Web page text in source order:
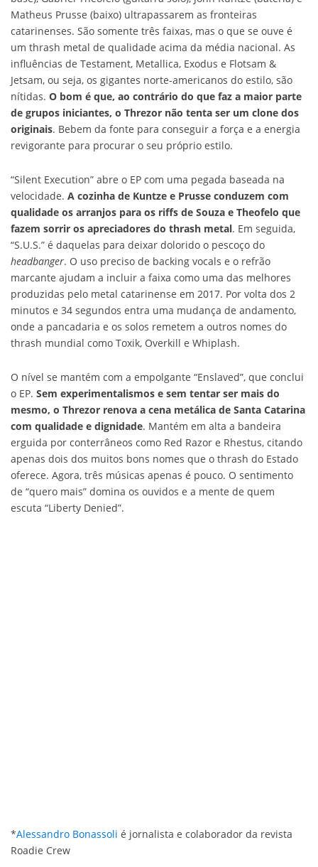
Matheus Prusse (baixo) ultrapassarem as fronteiras
catarinenses. São somente três faixas, mas o que se ouve é
um thrash metal de qualidade acima da média nacional. As
influências de Testament, Metallica, Exodus e Flotsam &
Jetsam, ou seja, os gigantes norte-americanos do estilo, são
nítidas. O bom é que, ao contrário do que faz a maior parte
de grupos iniciantes, o Threzor não tenta ser um clone dos
originais. Bebem da fonte para conseguir a força e a energia
revigorante para procurar o seu próprio estilo.
“Silent Execution” abre o EP com uma pegada baseada na
velocidade. A cozinha de Kuntze e Prusse conduzem com
qualidade os arranjos para os riffs de Souza e Theofelo que
fazem sorrir os apreciadores do thrash metal. Em seguida,
“S.U.S.” é daquelas para deixar dolorido o pescoço do
headbanger. O uso preciso de backing vocals e o refrão
marcante ajudam a incluir a faixa como uma das melhores
produzidas pelo metal catarinense em 2017. Por volta dos 2
minutos e 34 segundos entra uma mudança de andamento,
onde a pancadaria e os solos remetem a outros nomes do
thrash mundial como Toxik, Overkill e Whiplash.
O nível se mantém com a empolgante “Enslaved”, que conclui
o EP. Sem experimentalismos e sem tentar ser mais do
mesmo, o Threzor renova a cena metálica de Santa Catarina
com qualidade e dignidade. Mantém em alta a bandeira
erguida por conterrâneos como Red Razor e Rhestus, citando
apenas dois dos muitos bons nomes que o thrash do Estado
oferece. Agora, três músicas apenas é pouco. O sentimento
de “quero mais” domina os ouvidos e a mente de quem
escuta “Liberty Denied”.
*Alessandro Bonassoli é jornalista e colaborador da revista
Roadie Crew